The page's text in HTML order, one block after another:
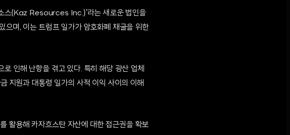
스(Kaz Resources Inc.)'라는 새로운 법인을
으며, 이는 트럼프 일가가 암호화폐 채굴을 위한
인해 난항을 겪고 있다. 특히 해당 광산 업체
지원과 대통령 일가의 사적 이익 사이의 이해
활용해 카자흐스탄 자산에 대한 접근권을 확보